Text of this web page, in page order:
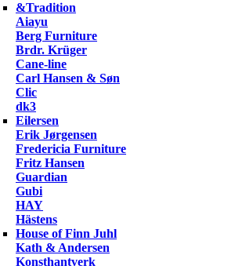
&Tradition
Aiayu
Berg Furniture
Brdr. Krüger
Cane-line
Carl Hansen & Søn
Clic
dk3
Eilersen
Erik Jørgensen
Fredericia Furniture
Fritz Hansen
Guardian
Gubi
HAY
Hästens
House of Finn Juhl
Kath & Andersen
Konsthantverk